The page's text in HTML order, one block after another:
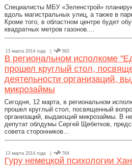
Специалисты МБУ «Зеленстрой»
вдоль магистральных улиц, а также в
Кроме того, в областном центре будет
квадратных метров газонов....
13 марта 2014 года | 563
В региональном исполкоме
прошел круглый стол,
деятельности организаций,
микрозаймы
Сегодня, 12 марта, в региональном
прошел круглый стол, посвященный
организаций, выдающий микрозаймы. В
депутат облдумы Сергей Щебетков,
совета сторонников...
13 марта 2014 года | 764
Гуру немецкой психологии